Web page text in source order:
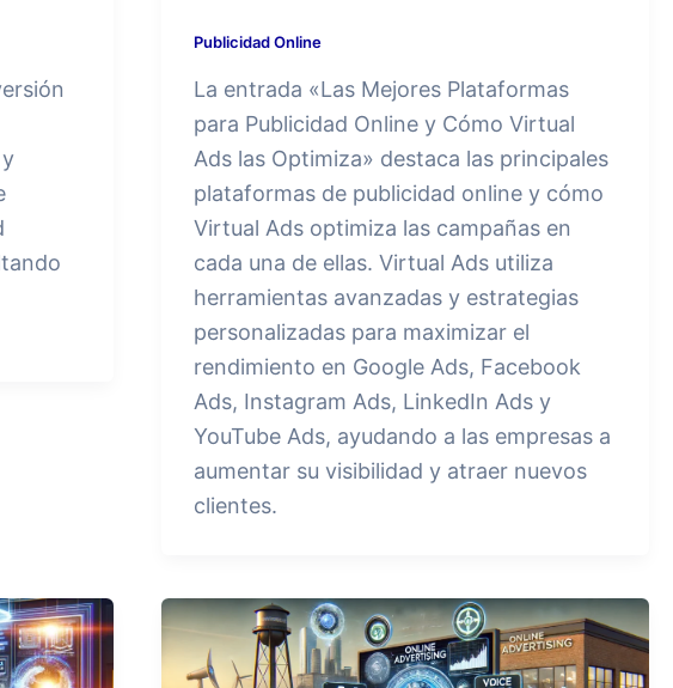
Publicidad Online
La entrada «Las Mejores Plataformas
para Publicidad Online y Cómo Virtual
Ads las Optimiza» destaca las principales
plataformas de publicidad online y cómo
Virtual Ads optimiza las campañas en
cada una de ellas. Virtual Ads utiliza
herramientas avanzadas y estrategias
personalizadas para maximizar el
rendimiento en Google Ads, Facebook
Ads, Instagram Ads, LinkedIn Ads y
YouTube Ads, ayudando a las empresas a
aumentar su visibilidad y atraer nuevos
clientes.